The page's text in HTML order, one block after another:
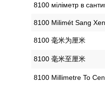
‎8100 міліметр в
‎8100 Milimét Sang
‎8100 毫米为厘米
‎8100 毫米至厘米
‎8100 Millimetre To